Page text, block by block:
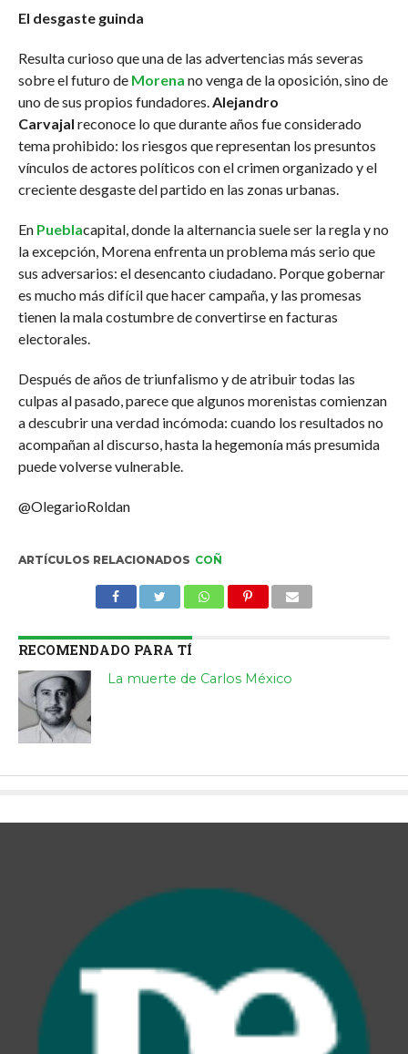
El desgaste guinda
Resulta curioso que una de las advertencias más severas
sobre el futuro de Morena no venga de la oposición, sino de
uno de sus propios fundadores.Alejandro
Carvajal reconoce lo que durante años fue considerado
tema prohibido: los riesgos que representan los presuntos
vínculos de actores políticos con el crimen organizado y el
creciente desgaste del partido en las zonas urbanas.
En Pueblacapital, donde la alternancia suele ser la regla y no
la excepción, Morena enfrenta un problema más serio que
sus adversarios: el desencanto ciudadano. Porque gobernar
es mucho más difícil que hacer campaña, y las promesas
tienen la mala costumbre de convertirse en facturas
electorales.
Después de años de triunfalismo y de atribuir todas las
culpas al pasado, parece que algunos morenistas comienzan
a descubrir una verdad incómoda: cuando los resultados no
acompañan al discurso, hasta la hegemonía más presumida
puede volverse vulnerable.
@OlegarioRoldan
ARTÍCULOS RELACIONADOS COÑ
RECOMENDADO PARA TÍ
La muerte de Carlos México